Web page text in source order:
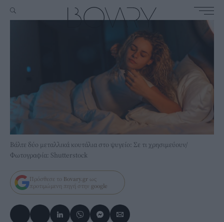
Βάλτε δύο μεταλλικά κουτάλια στο ψυγείο: Σε τι χρησιμεύουν/
Φωτογραφία: Shutterstock
Πρόσθεσε το Bovary.gr ως
προτιμώμενη πηγή στην google